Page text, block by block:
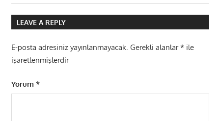
Post:
LEAVE A REPLY
E-posta adresiniz yayınlanmayacak. Gerekli alanlar*ile
işaretlenmişlerdir
Yorum *